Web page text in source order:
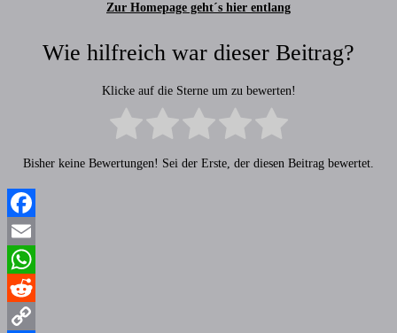
Zur Homepage geht´s hier entlang
Wie hilfreich war dieser Beitrag?
Klicke auf die Sterne um zu bewerten!
Bisher keine Bewertungen! Sei der Erste, der diesen Beitrag bewertet.
Facebook
Email
WhatsApp
Reddit